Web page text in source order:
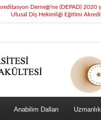
Derneği'ne (DEPAD)
Ulusal Diş Hekimliği Eğitimi
Anabilim Dalları Uzmanlık